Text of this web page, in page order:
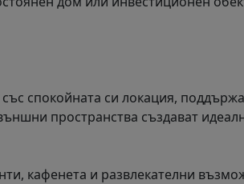
спокойната си локация,
пространства създават
кафенета и развлекателни